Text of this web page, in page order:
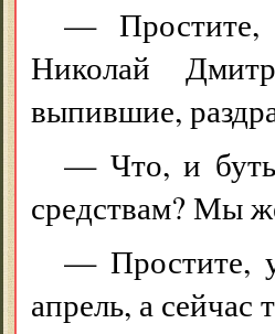
— Простите,
Николай
выпившие,
— Что, и
средствам? Мы
— Простите,
апрель, а